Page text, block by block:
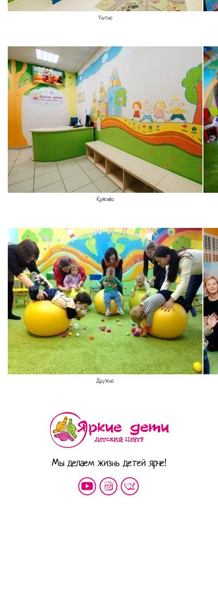
Уютно
Красиво
Дружно
Мы делаем жизнь детей ярче!